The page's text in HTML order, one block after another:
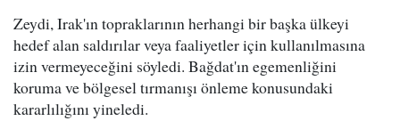
Zeydi, Irak'ın topraklarının herhangi bir başka ülkeyi
hedef alan saldırılar veya faaliyetler için kullanılmasına
izin vermeyeceğini söyledi. Bağdat'ın egemenliğini
koruma ve bölgesel tırmanışı önleme konusundaki
kararlılığını yineledi.